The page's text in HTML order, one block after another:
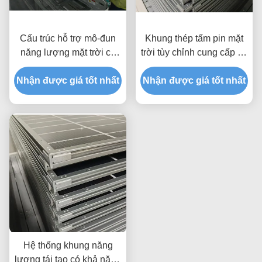
Cấu trúc hỗ trợ mô-đun
năng lượng mặt trời có
độ bền cao Vật liệu
chống ăn mòn đảm bảo
tuổi thọ và tính toàn vẹn
Nhận được giá tốt nhất
Khung thép tấm pin mặt
trời tùy chỉnh cung cấp độ
bền mạnh mẽ và tính linh
hoạt linh hoạt cho các
thiết bị năng lượng mặt
Nhận được giá tốt nhất
Hệ thống khung năng
lượng tái tạo có khả năng